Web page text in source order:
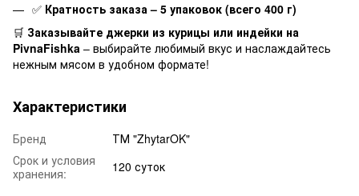
✅ Кратность заказа – 5 упаковок (всего 400 г)
🛒 Заказывайте джерки из курицы или индейки на
PivnaFishka – выбирайте любимый вкус и наслаждайтесь
нежным мясом в удобном формате!
Характеристики
Бренд
ТМ "ZhytarOK"
Срок и условия
хранения:
120 суток